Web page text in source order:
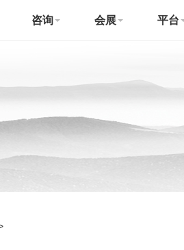
咨询 会展 平台